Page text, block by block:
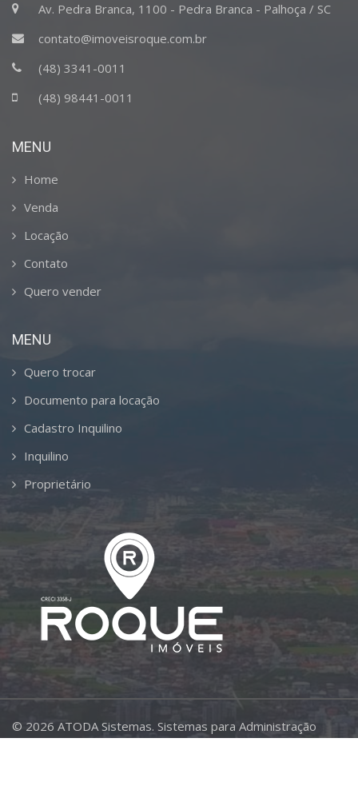
Av. Pedra Branca, 1100 - Pedra Branca - Palhoça / SC
contato@imoveisroque.com.br
(48) 3341-0011
(48) 98441-0011
MENU
Home
Venda
Locação
Contato
Quero vender
MENU
Quero trocar
Documento para locação
Cadastro Inquilino
Inquilino
Proprietário
© 2026 ATODA Sistemas. Sistemas para Administração